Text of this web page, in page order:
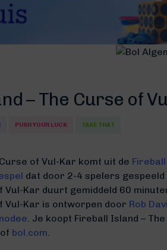
– The Curse of
PUSH YOUR LUCK TAKE THAT
of Vul-Kar komt uit de
dat door 2-4 spelers
Vul-Kar duurt gemiddeld 60
Vul-Kar is ontworpen door Rob
. Je koopt Fireball Island –
of bol.com.